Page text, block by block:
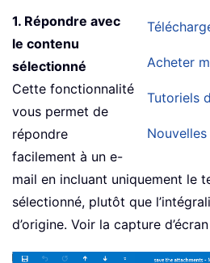
Acheter
Tutoriels
1. Répondre avec
le contenu
sélectionné
Cette fonctionnalité
vous permet de
répondre
facilement à un e-
mail en incluant uniquement le
sélectionné, plutôt que
d’origine. Voir la capture